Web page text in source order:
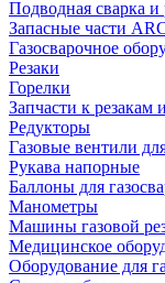
Подводная сварка и
Запасные части
Газосварочное
Резаки
Горелки
Запчасти к резакам
Редукторы
Газовые вентили
Рукава напорные
Баллоны для
Манометры
Машины газовой
Медицинское
Оборудование для